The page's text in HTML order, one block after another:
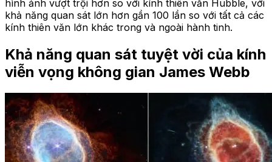
hình ảnh vượt trội hơn so với kính thiên văn Hubble, với
khả năng quan sát lớn hơn gần 100 lần so với tất cả các
kính thiên văn lớn khác trong và ngoài hành tinh.
Khả năng quan sát tuyệt vời của kính
viễn vọng không gian James Webb